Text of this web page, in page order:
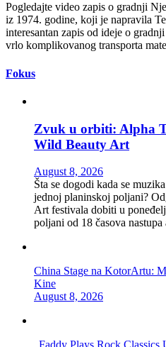
Pogledajte video zapis o gradnji
iz 1974. godine, koji je napravila
interesantan zapis od ideje o
vrlo komplikovanog transporta
Fokus
Zvuk u orbiti: Alpha
Wild Beauty Art
August 8, 2026
Šta se dogodi kada se
jednoj planinskoj poljani?
Art festivala dobiti u
poljani od 18 časova
China Stage na KotorArtu:
Kine
August 8, 2026